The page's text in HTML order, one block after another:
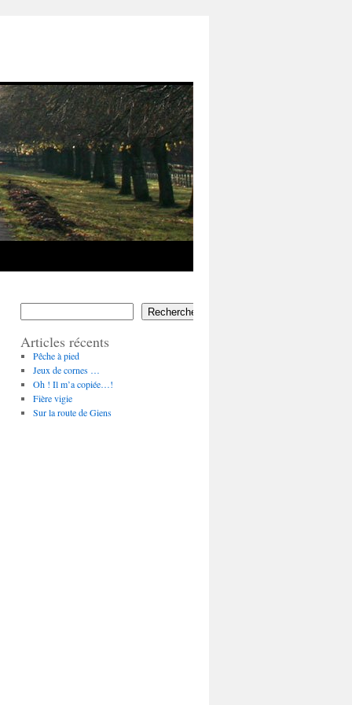
Rechercher
Articles récents
Pêche à pied
Jeux de cornes …
Oh ! Il m’a copiée…!
Fière vigie
Sur la route de Giens